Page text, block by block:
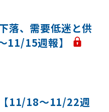
落、需要低迷と供
11/15週報】
11/18～11/22週